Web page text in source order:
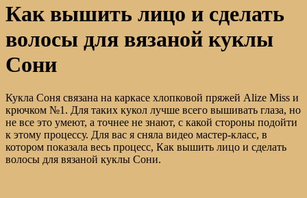
Как вышить лицо и сделать
волосы для вязаной куклы
Сони
Кукла Соня связана на каркасе хлопковой пряжей Alize Miss и
крючком №1. Для таких кукол лучше всего вышивать глаза, но
не все это умеют, а точнее не знают, с какой стороны подойти
к этому процессу. Для вас я сняла видео мастер-класс, в
котором показала весь процесс, Как вышить лицо и сделать
волосы для вязаной куклы Сони.